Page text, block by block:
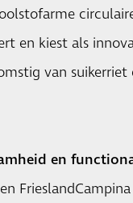
en kiest als
van suikerriet
en